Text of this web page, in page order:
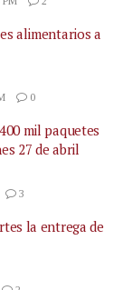
alimentarios a
0
mil paquetes
27 de abril
3
la entrega de